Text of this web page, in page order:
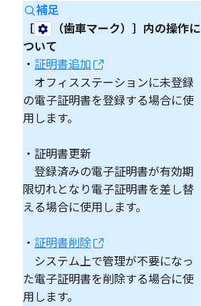
補足
［
（歯車マーク）］内の操作に
ついて
・ 証明書追加
オフィスステーションに未登録
の電子証明書を登録する場合に使
用します。
・証明書更新
登録済みの電子証明書が有効期
限切れとなり電子証明書を差し替
える場合に使用します。
・ 証明書削除
システム上で管理が不要になっ
た電子証明書を削除する場合に使
用します。